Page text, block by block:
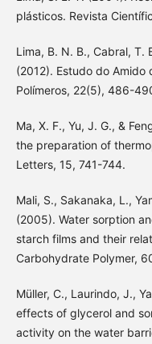
plásticos. Revista
Lima, B. N. B., Cabral, T.
(2012). Estudo do Amido
Polímeros, 22(5), 486-
Ma, X. F., Yu, J. G., &
the preparation of
Letters, 15, 741-744.
Mali, S., Sakanaka, L.,
(2005). Water sorption
starch films and their
Carbohydrate Polymer,
Müller, C., Laurindo, J.,
effects of glycerol and
activity on the water